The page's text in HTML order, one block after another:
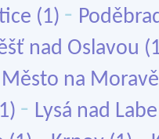
(1) -
nad Oslavou
na Moravě
- Lysá nad